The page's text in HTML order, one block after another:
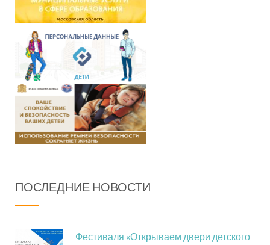
ПОСЛЕДНИЕ НОВОСТИ
Фестиваля «Открываем двери детского